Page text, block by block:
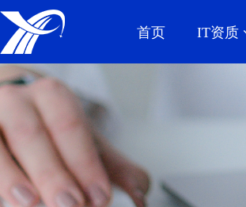
首页 IT资质